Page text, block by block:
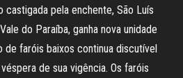
pela enchente, São Luís
do Paraíba, ganha nova unidade
de faróis baixos continua discutível
de sua vigência. Os faróis